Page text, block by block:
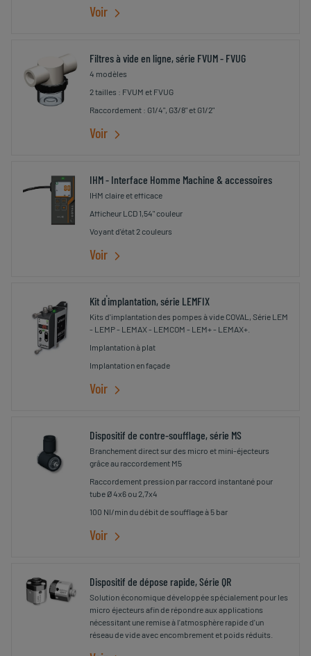
Voir
Filtres à vide en ligne, série FVUM - FVUG
4 modèles
2 tailles : FVUM et FVUG
Raccordement : G1/4", G3/8" et G1/2"
Voir
IHM - Interface Homme Machine & accessoires
IHM claire et efficace
Afficheur LCD 1,54" couleur
Voyant d'état 2 couleurs
Voir
Kit d'implantation, série LEMFIX
Kits d'implantation des pompes à vide COVAL, Série LEM
- LEMP - LEMAX - LEMCOM - LEM+ - LEMAX+.
Implantation à plat
Implantation en façade
Voir
Dispositif de contre-soufflage, série MS
Branchement direct sur des micro et mini-éjecteurs
grâce au raccordement M5
Raccordement pression par raccord instantané pour
tube Ø 4x6 ou 2,7x4
100 Nl/min du débit de soufflage à 5 bar
Voir
Dispositif de dépose rapide, Série QR
Solution économique développée spécialement pour les
micro éjecteurs afin de répondre aux applications
nécessitant une remise à l'atmosphère rapide d'un
réseau de vide avec encombrement et poids réduits.